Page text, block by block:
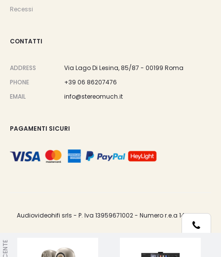
Recessi
CONTATTI
ADDRESS
Via Lago Di Lesina, 85/87 - 00199 Roma
PHONE
+39 06 86207476
EMAIL
info@stereomuch.it
PAGAMENTI SICURI
Audiovideohifi srls - P. Iva 13959671002 - Numero r.e.a 1487033.